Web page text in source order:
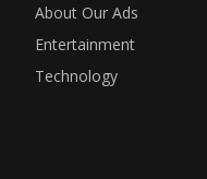
About Our Ads
Entertainment
Technology